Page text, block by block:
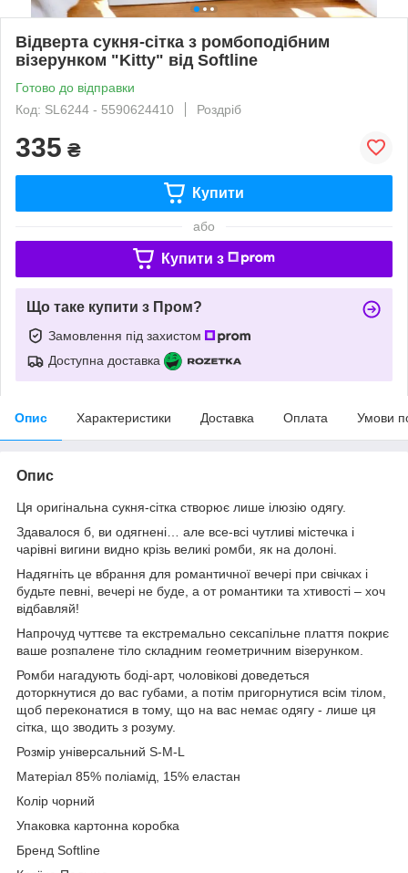
Відверта сукня-сітка з ромбоподібним
візерунком "Kitty" від Softline
Готово до відправки
Код: SL6244 - 5590624410
Роздріб
335 ₴
Купити
або
Купити з
Що таке купити з Пром?
Замовлення під захистом
Доступна доставка
Опис Характеристики Доставка Оплата Умови
Опис
Ця оригінальна сукня-сітка створює лише ілюзію одягу.
Здавалося б, ви одягнені… але все-всі чутливі містечка і
чарівні вигини видно крізь великі ромби, як на долоні.
Надягніть це вбрання для романтичної вечері при свічках і
будьте певні, вечері не буде, а от романтики та хтивості – хоч
відбавляй!
Напрочуд чуттєве та екстремально сексапільне плаття покриє
ваше розпалене тіло складним геометричним візерунком.
Ромби нагадують боді-арт, чоловікові доведеться
доторкнутися до вас губами, а потім пригорнутися всім тілом,
щоб переконатися в тому, що на вас немає одягу - лише ця
сітка, що зводить з розуму.
Розмір універсальний S-M-L
Матеріал 85% поліамід, 15% еластан
Колір чорний
Упаковка картонна коробка
Бренд Softline